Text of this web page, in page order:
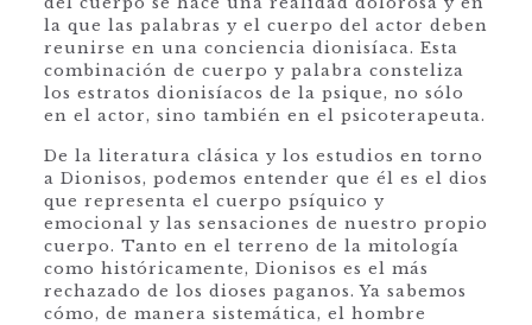
la que las palabras y el cuerpo del actor deben
reunirse en una conciencia dionisíaca. Esta
combinación de cuerpo y palabra consteliza
los estratos dionisíacos de la psique, no sólo
en el actor, sino también en el psicoterapeuta.
De la literatura clásica y los estudios en torno
a Dionisos, podemos entender que él es el dios
que representa el cuerpo psíquico y
emocional y las sensaciones de nuestro propio
cuerpo. Tanto en el terreno de la mitología
como históricamente, Dionisos es el más
rechazado de los dioses paganos. Ya sabemos
cómo, de manera sistemática, el hombre